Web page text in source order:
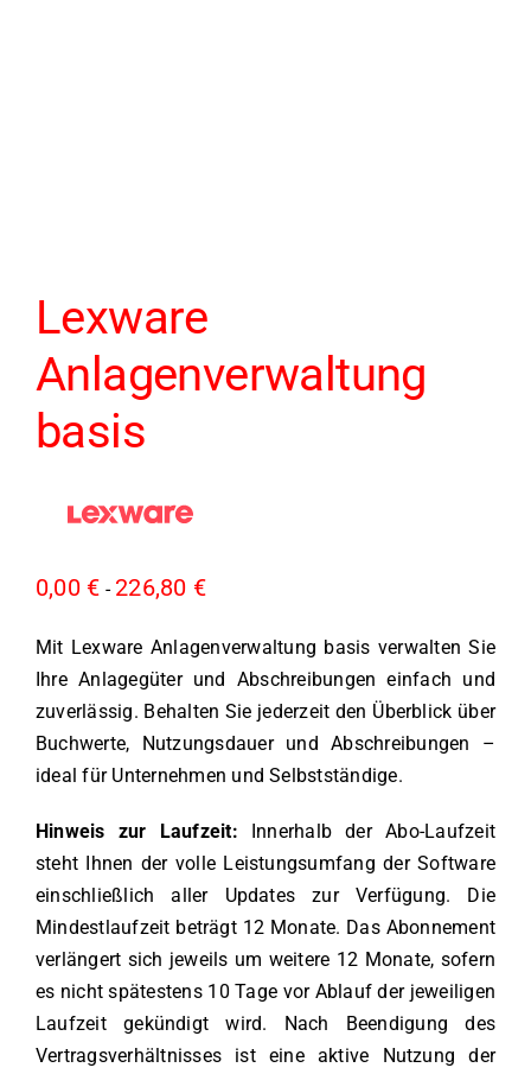
Lexware
Anlagenverwaltung
basis
0,00 € - 226,80 €
Mit Lexware Anlagenverwaltung basis verwalten Sie
Ihre Anlagegüter und Abschreibungen einfach und
zuverlässig. Behalten Sie jederzeit den Überblick über
Buchwerte, Nutzungsdauer und Abschreibungen –
ideal für Unternehmen und Selbstständige.
Hinweis zur Laufzeit: Innerhalb der Abo-Laufzeit
steht Ihnen der volle Leistungsumfang der Software
einschließlich aller Updates zur Verfügung. Die
Mindestlaufzeit beträgt 12 Monate. Das Abonnement
verlängert sich jeweils um weitere 12 Monate, sofern
es nicht spätestens 10 Tage vor Ablauf der jeweiligen
Laufzeit gekündigt wird. Nach Beendigung des
Vertragsverhältnisses ist eine aktive Nutzung der